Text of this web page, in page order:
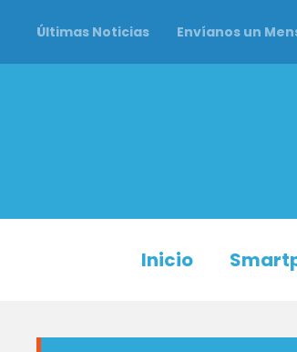
Últimas Noticias Envíanos un
Inicio